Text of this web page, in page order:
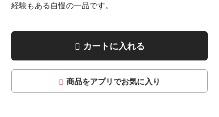
経験もある自慢の一品です。
カートに入れる
商品をアプリでお気に入り